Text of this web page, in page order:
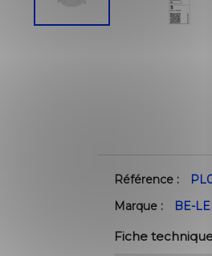
Référence :
Marque :
BE-
Fiche